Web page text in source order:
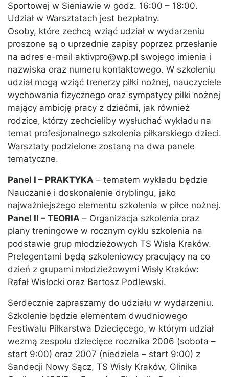
Sportowej w Sieniawie w godz. 16:00 – 18:00.
Udział w Warsztatach jest bezpłatny.
Osoby, które zechcą wziąć udział w wydarzeniu
proszone są o uprzednie zapisy poprzez przesłanie
na adres e-mail aktivpro@wp.pl swojego imienia i
nazwiska oraz numeru kontaktowego. W szkoleniu
udział mogą wziąć trenerzy piłki nożnej, nauczyciele
wychowania fizycznego oraz sympatycy piłki nożnej
mający ambicję pracy z dziećmi, jak również
rodzice, którzy zechcieliby wysłuchać wykładu na
temat profesjonalnego szkolenia piłkarskiego dzieci.
Warsztaty podzielone zostaną na dwa panele
tematyczne.
Panel I – PRAKTYKA – tematem wykładu będzie
Nauczanie i doskonalenie dryblingu, jako
najważniejszego elementu szkolenia w piłce nożnej.
Panel II – TEORIA – Organizacja szkolenia oraz
plany treningowe w rocznym cyklu szkolenia na
podstawie grup młodzieżowych TS Wisła Kraków.
Prelegentami będą szkoleniowcy pracujący na co
dzień z grupami młodzieżowymi Wisły Kraków:
Rafał Wisłocki oraz Bartosz Podlewski.
Serdecznie zapraszamy do udziału w wydarzeniu.
Szkolenie będzie elementem dwudniowego
Festiwalu Piłkarstwa Dziecięcego, w którym udział
wezmą zespołu dziecięce rocznika 2006 (sobota –
start 9:00) oraz 2007 (niedziela – start 9:00) z
Sandecji Nowy Sącz, TS Wisły Kraków, Glinika